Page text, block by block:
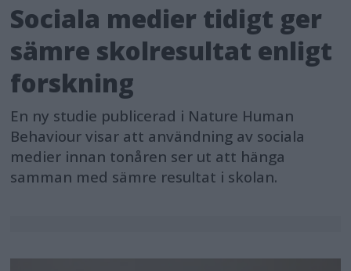
Sociala medier tidigt ger
sämre skolresultat enligt
forskning
En ny studie publicerad i Nature Human
Behaviour visar att användning av sociala
medier innan tonåren ser ut att hänga
samman med sämre resultat i skolan.